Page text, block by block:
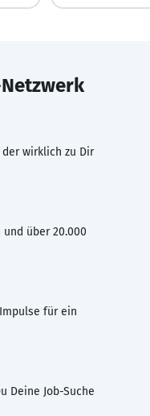
Netzwerk
der wirklich zu Dir
über 20.000
für ein
Deine Job-Suche